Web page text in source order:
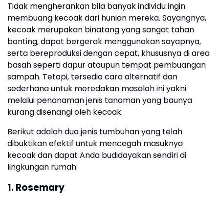
Tidak mengherankan bila banyak individu ingin
membuang kecoak dari hunian mereka. Sayangnya,
kecoak merupakan binatang yang sangat tahan
banting, dapat bergerak menggunakan sayapnya,
serta bereproduksi dengan cepat, khususnya di area
basah seperti dapur ataupun tempat pembuangan
sampah. Tetapi, tersedia cara alternatif dan
sederhana untuk meredakan masalah ini yakni
melalui penanaman jenis tanaman yang baunya
kurang disenangi oleh kecoak.
Berikut adalah dua jenis tumbuhan yang telah
dibuktikan efektif untuk mencegah masuknya
kecoak dan dapat Anda budidayakan sendiri di
lingkungan rumah:
1. Rosemary